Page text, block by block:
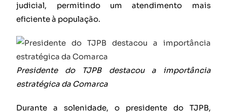
judicial, permitindo um atendimento mais
eficiente à população.
Presidente do TJPB destacou a importância
estratégica da Comarca
Durante a solenidade, o presidente do TJPB,